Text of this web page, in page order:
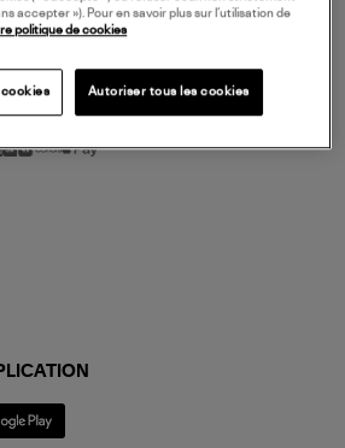
accepter »). Pour en savoir plus sur l’utilisation de
politique de cookies
cookies Autoriser tous les cookies